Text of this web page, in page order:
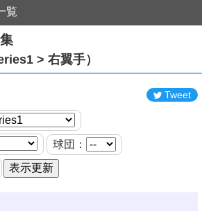
覧
> 右翼手）
Tweet
球団：